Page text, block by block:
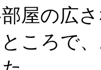
屋の広
ころで